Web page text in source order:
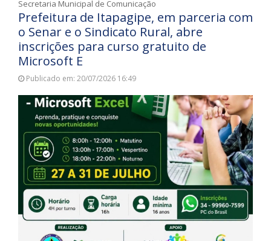
Secretaria Municipal de Comunicação
Prefeitura de Itapagipe, em parceria com
o Senar e o Sindicato Rural, abre
inscrições para curso gratuito de
Microsoft E
Publicado em: 20/07/2026 16:49